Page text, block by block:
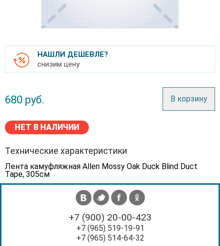
НАШЛИ ДЕШЕВЛЕ?
снизим цену
680 руб. В корзину
НЕТ В НАЛИЧИИ
Технические характеристики
Лента камуфляжная Allen Mossy Oak Duck Blind Duct
Tape, 305см
+7 (900) 20-00-423
+7 (965) 519-19-91
+7 (965) 514-64-32